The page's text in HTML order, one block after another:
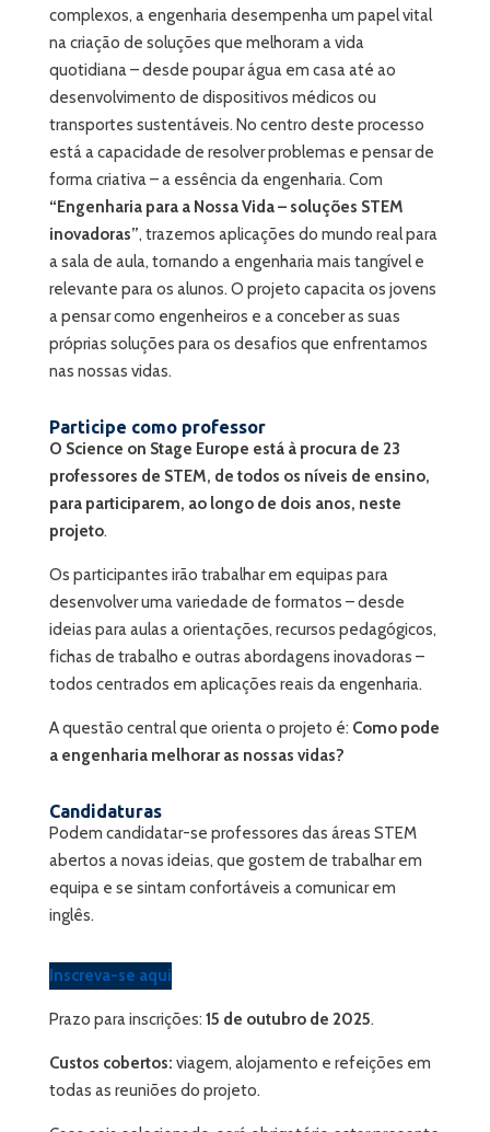
complexos, a engenharia desempenha um papel vital
na criação de soluções que melhoram a vida
quotidiana – desde poupar água em casa até ao
desenvolvimento de dispositivos médicos ou
transportes sustentáveis. No centro deste processo
está a capacidade de resolver problemas e pensar de
forma criativa – a essência da engenharia. Com
“Engenharia para a Nossa Vida – soluções STEM
inovadoras”, trazemos aplicações do mundo real para
a sala de aula, tornando a engenharia mais tangível e
relevante para os alunos. O projeto capacita os jovens
a pensar como engenheiros e a conceber as suas
próprias soluções para os desafios que enfrentamos
nas nossas vidas.
Participe como professor
O Science on Stage Europe está à procura de 23
professores de STEM, de todos os níveis de ensino,
para participarem, ao longo de dois anos, neste
projeto.
Os participantes irão trabalhar em equipas para
desenvolver uma variedade de formatos – desde
ideias para aulas a orientações, recursos pedagógicos,
fichas de trabalho e outras abordagens inovadoras –
todos centrados em aplicações reais da engenharia.
A questão central que orienta o projeto é: Como pode
a engenharia melhorar as nossas vidas?
Candidaturas
Podem candidatar-se professores das áreas STEM
abertos a novas ideias, que gostem de trabalhar em
equipa e se sintam confortáveis a comunicar em
inglês.
Inscreva-se aqui
Prazo para inscrições: 15 de outubro de 2025.
Custos cobertos: viagem, alojamento e refeições em
todas as reuniões do projeto.